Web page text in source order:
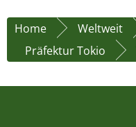
Home Weltweit
Präfektur Tokio